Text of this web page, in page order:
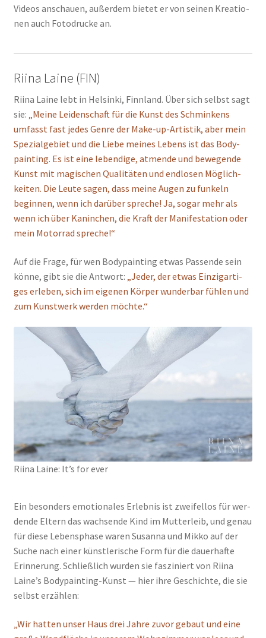
Vide­os anschau­en, außer­dem bie­tet er von sei­nen Krea­tio­
nen auch Foto­dru­cke an.
Riina Laine (FIN)
Riina Lai­ne lebt in Hel­sin­ki, Finn­land. Über sich selbst sagt
sie: „Mei­ne Lei­den­schaft für die Kunst des Schmin­kens
umfasst fast jedes Gen­re der Make-up-Artis­tik, aber mein
Spe­zi­al­ge­biet und die Lie­be mei­nes Lebens ist das Body­
pain­ting. Es ist eine leben­di­ge, atmen­de und bewe­gen­de
Kunst mit magi­schen Qua­li­tä­ten und end­lo­sen Mög­lich­
kei­ten. Die Leu­te sagen, dass mei­ne Augen zu fun­keln
begin­nen, wenn ich dar­über spre­che! Ja, sogar mehr als
wenn ich über Kanin­chen, die Kraft der Mani­fes­ta­ti­on oder
mein Motor­rad spre­che!“
Auf die Fra­ge, für wen Body­pain­ting etwas Pas­sen­de sein
kön­ne, gibt sie die Ant­wort: „Jeder, der etwas Ein­zig­ar­ti­
ges erle­ben, sich im eige­nen Kör­per wun­der­bar füh­len und
zum Kunst­werk wer­den möch­te.“
Riina Lai­ne: It’s for ever
Ein beson­ders emo­tio­na­les Erleb­nis ist zwei­fel­los für wer­
den­de Eltern das wach­sen­de Kind im Mut­ter­leib, und genau
für die­se Lebens­pha­se waren Susan­na und Mik­ko auf der
Suche nach einer künst­le­ri­sche Form für die dau­er­haf­te
Erin­ne­rung. Schließ­lich wur­den sie fas­zi­niert von Riina
Laine’s Body­pain­ting-Kunst — hier ihre Geschich­te, die sie
selbst erzäh­len:
„Wir hat­ten unser Haus drei Jah­re zuvor gebaut und eine